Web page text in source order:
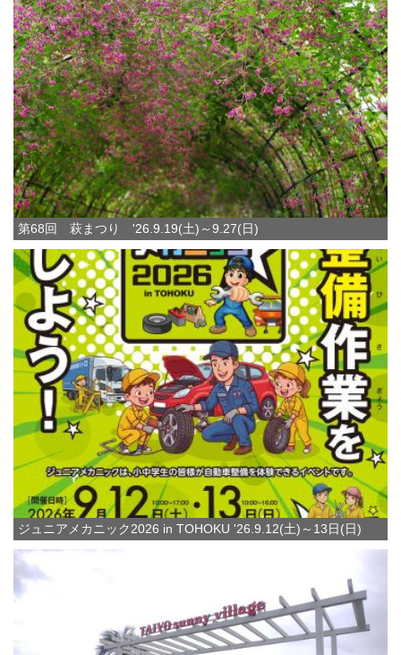
第68回 萩まつり '26.9.19(土)～9.27(日)
ジュニアメカニック2026 in TOHOKU '26.9.12(土)～13日(日)